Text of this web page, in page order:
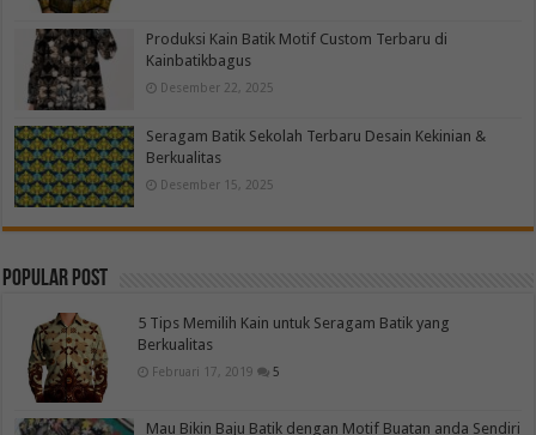
Produksi Kain Batik Motif Custom Terbaru di
Kainbatikbagus
Desember 22, 2025
Seragam Batik Sekolah Terbaru Desain Kekinian &
Berkualitas
Desember 15, 2025
Popular Post
5 Tips Memilih Kain untuk Seragam Batik yang
Berkualitas
Februari 17, 2019 5
Mau Bikin Baju Batik dengan Motif Buatan anda Sendiri